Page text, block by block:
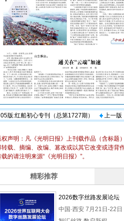
05版:红船初心专刊（总第1727期） 上一版